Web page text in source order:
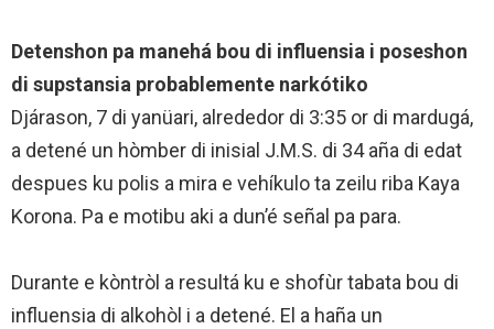
Detenshon pa manehá bou di influensia i poseshon
di supstansia probablemente narkótiko
Djárason, 7 di yanüari, alrededor di 3:35 or di mardugá,
a detené un hòmber di inisial J.M.S. di 34 aña di edat
despues ku polis a mira e vehíkulo ta zeilu riba Kaya
Korona. Pa e motibu aki a dun’é se؜ñal pa para.
Durante e kòntròl a resultá ku e shofùr tabata bou di
influensia di alkohòl i a detené. El a haña un